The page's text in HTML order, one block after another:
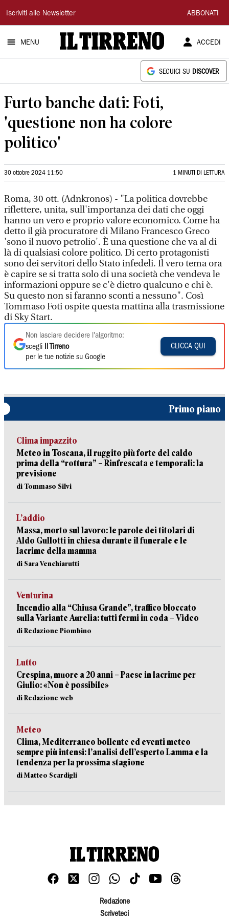
Il
Tirreno
Iscriviti alle Newsletter ABBONATI
MENU ACCEDI
SEGUICI SU DISCOVER
Furto banche dati: Foti,
'questione non ha colore
politico'
30 ottobre 2024 11:50 1 MINUTI DI LETTURA
Roma, 30 ott. (Adnkronos) - "La politica dovrebbe
riflettere, unita, sull'importanza dei dati che oggi
hanno un vero e proprio valore economico. Come ha
detto il già procuratore di Milano Francesco Greco
'sono il nuovo petrolio'. È una questione che va al di
là di qualsiasi colore politico. Di certo protagonisti
sono dei servitori dello Stato infedeli. Il vero tema ora
è capire se si tratta solo di una società che vendeva le
informazioni oppure se c'è dietro qualcuno e chi è.
Su questo non si faranno sconti a nessuno". Così
Tommaso Foti ospite questa mattina alla trasmissione
di Sky Start.
Non lasciare decidere l'algoritmo:
scegli
Il Tirreno
per le tue notizie su Google
CLICCA QUI
Primo piano
Clima impazzito
Meteo in Toscana, il ruggito più forte del caldo
prima della “rottura” – Rinfrescata e temporali: la
previsione
di Tommaso Silvi
L’addio
Massa, morto sul lavoro: le parole dei titolari di
Aldo Gullotti in chiesa durante il funerale e le
lacrime della mamma
di Sara Venchiarutti
Venturina
Incendio alla “Chiusa Grande”, traffico bloccato
sulla Variante Aurelia: tutti fermi in coda – Video
di Redazione Piombino
Lutto
Crespina, muore a 20 anni – Paese in lacrime per
Giulio: «Non è possibile»
di Redazione web
Meteo
Clima, Mediterraneo bollente ed eventi meteo
sempre più intensi: l’analisi dell’esperto Lamma e la
tendenza per la prossima stagione
di Matteo Scardigli
Redazione
Scriveteci